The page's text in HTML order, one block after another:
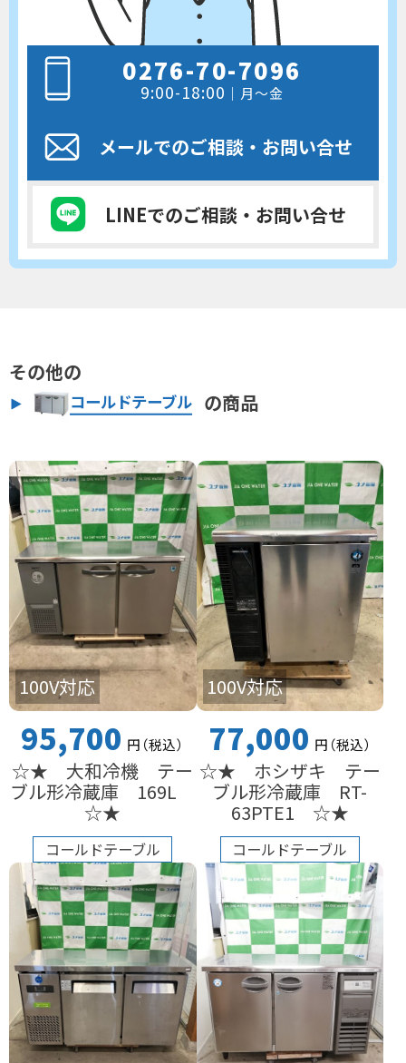
0276-70-7096
9:00-18:00 ｜月～金
メールでのご相談 ・お問い合せ
LINEでのご相談 ・お問い合せ
その他の
コールドテーブル の商品
100V対応
95,700 円（税込）
☆★ 大和冷機 テー
ブル形冷蔵庫 169L
☆★
コールドテーブル
100V対応
77,000 円（税込）
☆★ ホシザキ テー
ブル形冷蔵庫 RT-
63PTE1 ☆★
コールドテーブル